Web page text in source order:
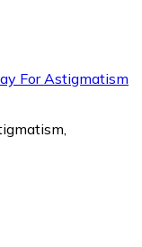
For Astigmatism